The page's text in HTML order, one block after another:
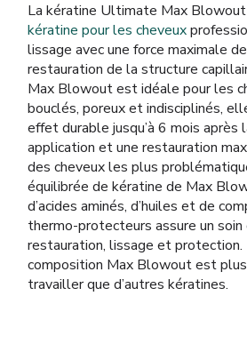
La kératine Ultimate Max
kératine pour les cheveux
lissage avec une force maximale
restauration de la structure
Max Blowout est idéale pour les
bouclés, poreux et indisciplinés,
effet durable jusqu’à 6 mois après
application et une restauration
des cheveux les plus
équilibrée de kératine de Max
d’acides aminés, d’huiles et de
thermo-protecteurs assure un
restauration, lissage et protection.
composition Max Blowout est
travailler que d’autres kératines.